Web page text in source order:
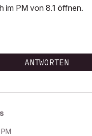
im PM von 8.1 öffnen.
ANTWORTEN